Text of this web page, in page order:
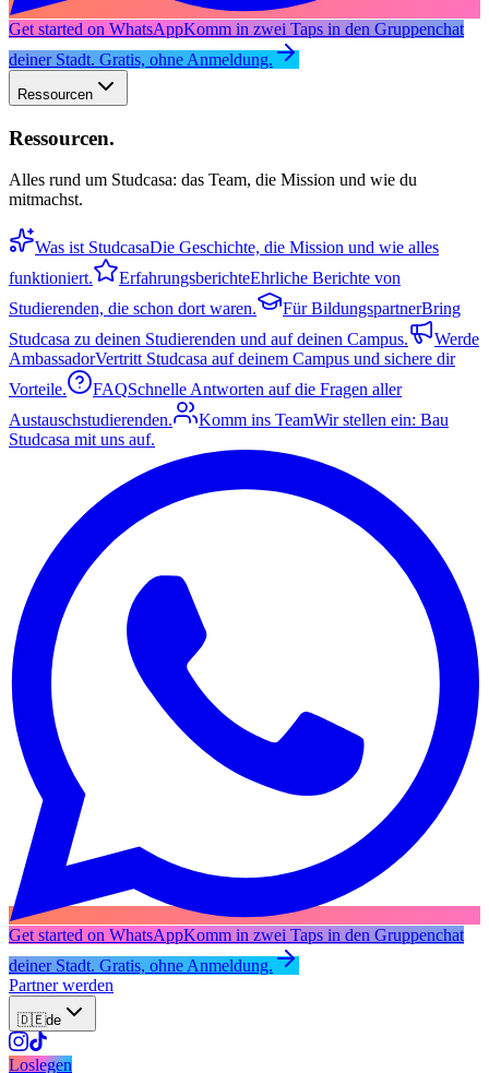
Get started on WhatsAppKomm in zwei Taps in den Gruppenchat
deiner Stadt. Gratis, ohne Anmeldung.
Ressourcen
Ressourcen.
Alles rund um Studcasa: das Team, die Mission und wie du
mitmachst.
Was ist StudcasaDie Geschichte, die Mission und wie alles
funktioniert.
ErfahrungsberichteEhrliche Berichte von
Studierenden, die schon dort waren.
Für BildungspartnerBring
Studcasa zu deinen Studierenden und auf deinen Campus.
Werde
AmbassadorVertritt Studcasa auf deinem Campus und sichere dir
Vorteile.
FAQSchnelle Antworten auf die Fragen aller
Austauschstudierenden.
Komm ins TeamWir stellen ein: Bau
Studcasa mit uns auf.
Get started on WhatsAppKomm in zwei Taps in den Gruppenchat
deiner Stadt. Gratis, ohne Anmeldung.
Partner werden
🇩🇪de
Loslegen